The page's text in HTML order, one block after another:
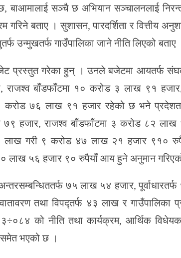
बाआमालाई सञ्चै छ अभियान सञ्चालनलाई
गरिने बताए । सुशासन, पारदर्शिता र वित्तीय
उन्मुखतर्फ गाउँपालिका जाने नीति लिएको बताए
प्रस्तुत गरेका हुन् । उनले बजेटमा आयतर्फ
बाँडफाँटमा १० करोड ३ लाख ९१
७६ लाख ९१ हजार रहेको छ भने
हजार, राजश्व बाँडफाँटमा ३ करोड ८२ लाख
गरी ९ करोड ४७ लाख २१ हजार ९१०
लाख ५६ हजार ९० रुपैयाँ आय हुने अनुमान
७५ लाख ५४ हजार,
तथा विपद्तर्फ ४३ लाख र गाउँपालिका
को नीति तथा कार्यक्रम, आर्थिक
समेत भएको छ ।